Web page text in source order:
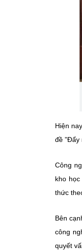
Hiện
đề "Đẩy
Công
kho
thức
Bên
công
quyết